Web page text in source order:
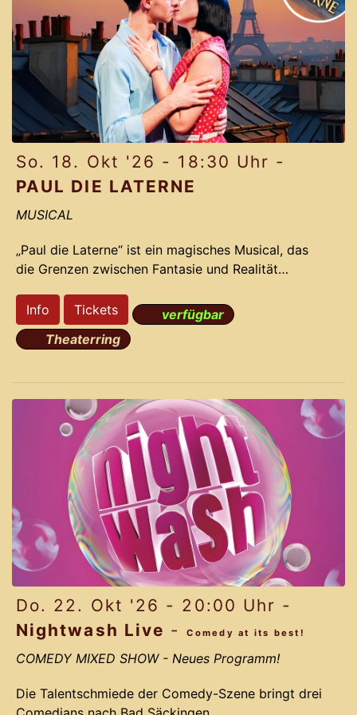
Team ein Remake, das das Originals mit neuen
bahnbrechenden Ideen vergoldet.
Pa
So. 18. Okt '26 - 18:30 Uhr -
PAUL DIE LATERNE
MUSICAL
„Paul die Laterne“ ist ein magisches Musical, das
die Grenzen zwischen Fantasie und Realität
Erfolgsproduzenten des Gloria-Theaters nehmen
Dich mit auf eine irrwitzige Reise voller Romantik,
Action und Comedy. Basierend auf der dramatisch
Musical LICHTERLOH aus dem Jahr 2012 gelingt
Komponist Jochen Frank Schmidt und seinem
Team ein Remake, das das Originals mit neuen
bahnbrechenden Ideen vergoldet.
Info Tickets
verfügbar
Theaterring
Do. 22. Okt '26 - 20:00 Uhr -
Nightwash Live -Comedy at its best!
COMEDY MIXED SHOW- Neues Programm!
Die Talentschmiede der Comedy-Szene bringt drei